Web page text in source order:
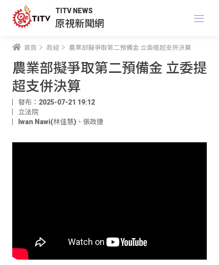
TITV NEWS
原視新聞網
首頁 政經 農業部擬爭取第二預備金 立委提超支併決算
農業部擬爭取第二預備金 立委提
超支併決算
發布：2025-07-21 19:12
立法院
Iwan Nawi(林佳慧) 、 張政捷